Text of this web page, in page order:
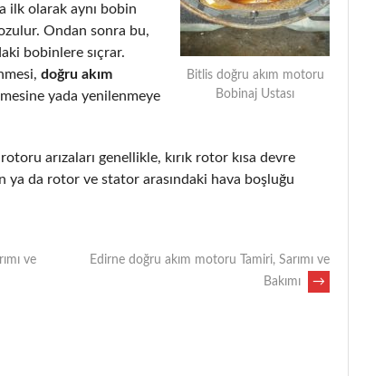
Bitlis doğru akım motoru
Bobinaj Ustası
ilk olarak aynı bobin
Ondan sonra bu,
bobinlere sıçrar.
doğru akım
yada yenilenmeye
arızaları genellikle, kırık rotor kısa devre
ya da rotor ve stator arasındaki hava boşluğu
ve
Edirne doğru akım motoru Tamiri, Sarımı ve
Bakımı
→